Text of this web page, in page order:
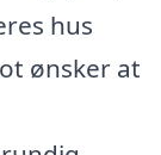
hus
ønsker at